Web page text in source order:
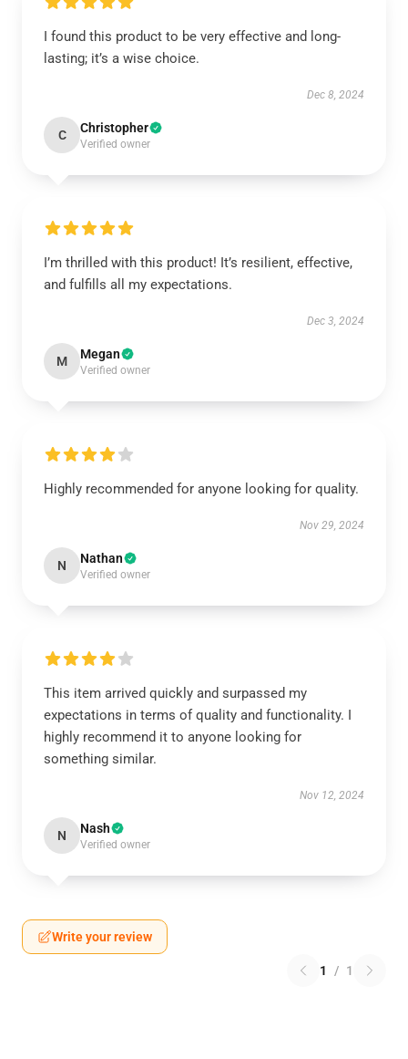
I found this product to be very effective and long-
lasting; it’s a wise choice.
Dec 8, 2024
C Christopher
Verified owner
I’m thrilled with this product! It’s resilient, effective,
and fulfills all my expectations.
Dec 3, 2024
M Megan
Verified owner
Highly recommended for anyone looking for quality.
Nov 29, 2024
N Nathan
Verified owner
This item arrived quickly and surpassed my
expectations in terms of quality and functionality. I
highly recommend it to anyone looking for
something similar.
Nov 12, 2024
N Nash
Verified owner
Write your review
1 / 1